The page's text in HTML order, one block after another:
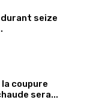
durant seize
coupure
sera...